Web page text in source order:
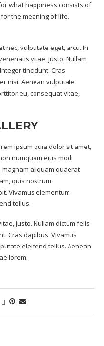
what happiness consists of.
the meaning of life.
nec, vulputate eget, arcu. In
vitae, justo. Nullam
tincidunt. Cras
nisi. Aenean vulputate
eu, consequat vitae,
ipsum quia dolor sit amet,
numquam eius modi
aliquam quaerat
quis nostrum
Vivamus elementum
tellus.
justo. Nullam dictum felis
Cras dapibus. Vivamus
eleifend tellus. Aenean
lorem.